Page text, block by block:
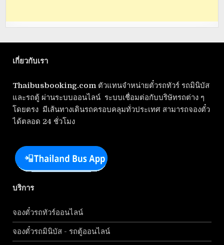
เกี่ยวกับเรา
Thaibusbooking.com ตัวแทนจำหน่ายตั๋วรถทัวร์ รถมินิบัส
และรถตู้ ผ่านระบบออนไลน์ ระบบเชื่อมต่อกับบริษัทรถต่าง ๆ
โดยตรง มีเส้นทางเดินรถครอบคลุมทั่วประเทศ สามารถจองตั๋ว
ได้ตลอด 24 ชั่วโมง
บริการ
จองตั๋วรถทัวร์ออนไลน์
จองตั๋วรถมินิบัส - รถตู้ออนไลน์